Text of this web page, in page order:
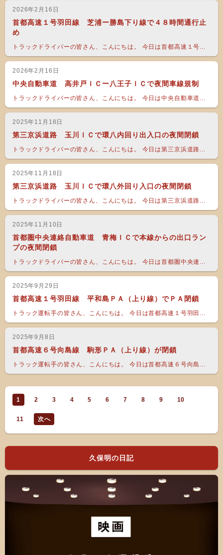
2026年2月16日
首都高速１号羽田線 芝浦ー勝島下り線で４８時間通行止
め
トラックドライバーの皆さん、こんにちは。 今日は首都高速１号...
2026年2月16日
中央自動車道 高井戸ＩＣー八王子ＩＣで夜間車線規制
トラックドライバーの皆さん、こんにちは。 今日は中央自動車道...
2025年11月18日
第三京浜道路 玉川ＩＣで環八内回り出入口の夜間閉鎖
トラックドライバーの皆さん、こんにちは。 今日は第三京浜道路...
2025年11月18日
第三京浜道路 玉川ＩＣで環八外回り入口の夜間閉鎖
トラックドライバーの皆さん、こんにちは。 今日は第三京浜道路...
2025年11月10日
首都圏中央連絡自動車道 青梅ＩＣで本線からの出口ラン
プの夜間閉鎖
トラックドライバーの皆さん、こんにちは。 今日は首都圏中央連...
2025年9月29日
首都高速１号羽田線 平和島ＰＡ（上り線）でＰＡ閉鎖
トラック運転手の皆さん、こんにちは。 今日は首都高速１号羽田...
2025年9月8日
首都高速６号向島線 駒形ＰＡ（上り線）が閉鎖
トラック運転手の皆さん、こんにちは。 今日は首都高速６号向島...
1 2 3 4 5 6 7 8 9 10
11 次へ
久保明の日記